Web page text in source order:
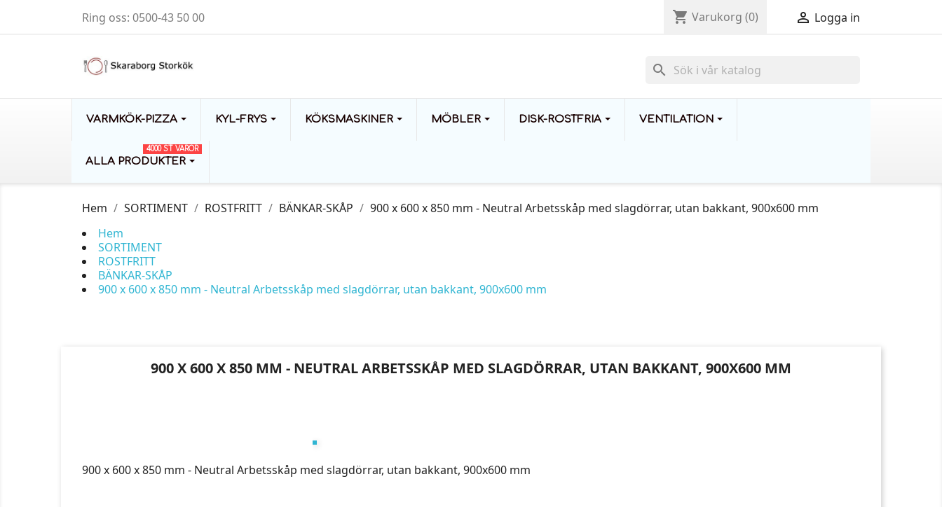
Ring oss: 0500-43 50 00 shopping_cart Varukorg (0)  Logga in
search
VARMKÖK-PIZZA KYL-FRYS KÖKSMASKINER MÖBLER DISK-ROSTFRIA VENTILATION
ALLA PRODUKTER
4000 ST VAROR
Hem SORTIMENT ROSTFRITT BÄNKAR-SKÅP
900 x 600 x 850 mm - Neutral Arbetsskåp med slagdörrar, utan bakkant, 900x600 mm
Hem
SORTIMENT
ROSTFRITT
BÄNKAR-SKÅP
900 x 600 x 850 mm - Neutral Arbetsskåp med slagdörrar, utan bakkant, 900x600 mm
900 X 600 X 850 MM - NEUTRAL ARBETSSKÅP MED SLAGDÖRRAR, UTAN BAKKANT, 900X600 MM
900 x 600 x 850 mm - Neutral Arbetsskåp med slagdörrar, utan bakkant, 900x600 mm